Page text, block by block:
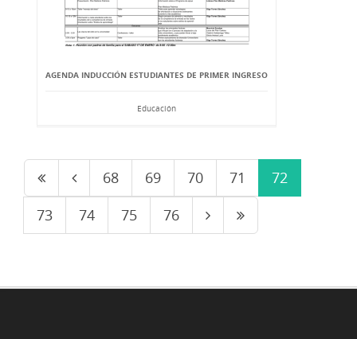
AGENDA INDUCCIÓN ESTUDIANTES DE PRIMER INGRESO
Educación
68 69 70 71
72
73
74 75 76